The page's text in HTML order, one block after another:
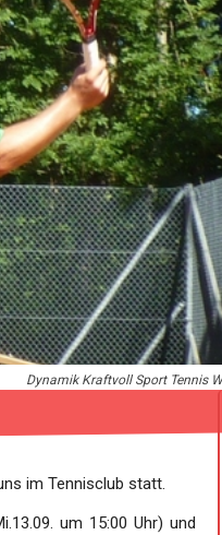
Dynamik Kraftvoll Sport Tennis
im Tennisclub statt.
um 15:00 Uhr) und